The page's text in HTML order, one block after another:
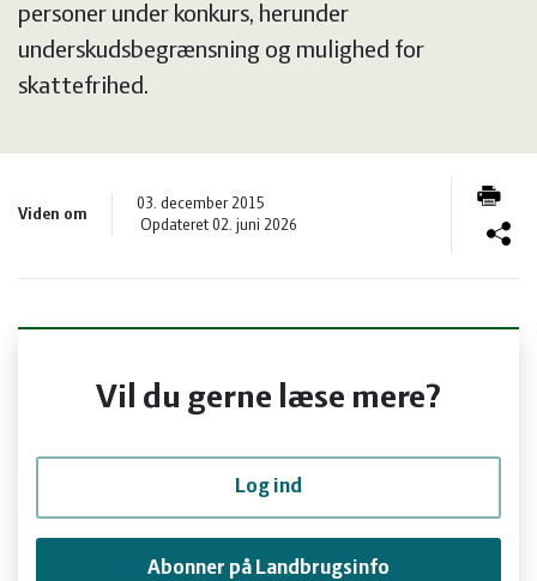
Heste
og
vandmiljø
Planter
Økologi
og
Øvrige
Kvæg
Økonomi
og
Øvrige
personer under konkurs, herunder
underskudsbegrænsning og mulighed for
skattefrihed.
Viden om
03. december 2015
Opdateret 02. juni 2026
Vil du gerne læse mere?
Log ind
Abonner på Landbrugsinfo